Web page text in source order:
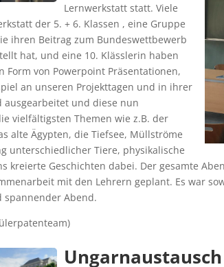
Lernwerkstatt statt. Viele
der 5. + 6. Klassen , eine Gruppe
ihren Beitrag zum Bundeswettbewerb
hat, und eine 10. Klässlerin haben
Form von Powerpoint Präsentationen,
an unseren Projekttagen und in ihrer
ausgearbeitet und diese nun
vielfältigsten Themen wie z.B. der
alte Ägypten, die Tiefsee, Müllströme
unterschiedlicher Tiere, physikalische
kreierte Geschichten dabei. Der gesamte
mit den Lehrern geplant. Es war
Abend.
Ungarnaustausch